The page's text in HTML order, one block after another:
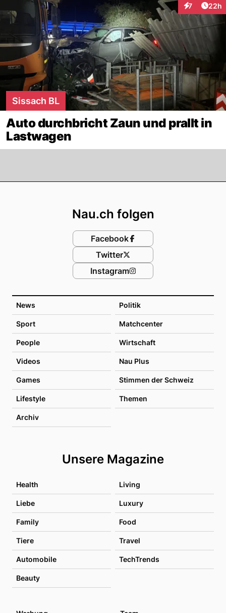
7
Interaktionen
22h
Sissach BL
Auto durchbricht Zaun und prallt in
Lastwagen
News Politik
Sport Matchcenter
People Wirtschaft
Videos Nau Plus
Games Stimmen der Schweiz
Lifestyle Themen
Archiv
Unsere Magazine
Health Living
Liebe Luxury
Family Food
Tiere Travel
Automobile TechTrends
Beauty
Nau.ch folgen
Facebook
Twitter
Instagram